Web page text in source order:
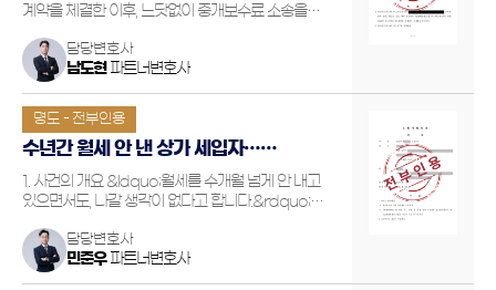
계약을 체결한 이후, 느닷없이 중개보수료 소송을
않겠다&rsquo;는 중개사의 약속을 믿었는데... 정말
이대로 물어줘야 할까요?&rdquo; 이 사건의 의뢰인은
주택개발…
담당변호사
남도현파트너변호사
명도 - 전부인용
수년간 월세 안 낸 상가 세입자…
명도소송으로 점유 회복한 결과
1. 사건의 개요 &ldquo;월세를 수개월 넘게 안 내고
있으면서도, 나갈 생각이 없다고 합니다.&rdquo;
임차인과 수차례 재계약을 하며 오랜 임대관계를
유지해왔습니다. 그러나 임차인은 지속적으로 월세를
연체했고, 의뢰인이 수…
담당변호사
민준우파트너변호사